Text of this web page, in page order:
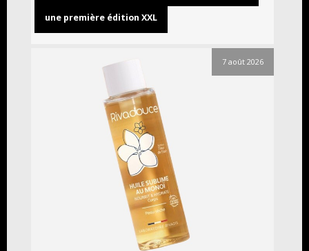
une première édition XXL
7 août 2026